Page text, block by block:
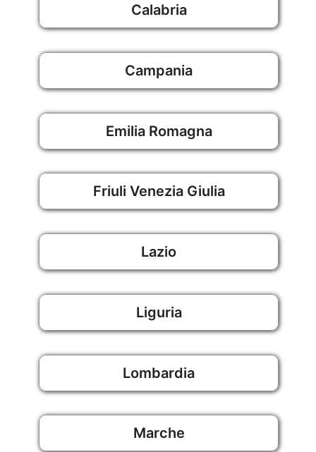
Calabria
Campania
Emilia Romagna
Friuli Venezia Giulia
Lazio
Liguria
Lombardia
Marche